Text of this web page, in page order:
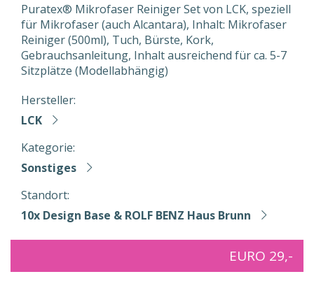
Puratex® Mikrofaser Reiniger Set von LCK, speziell
für Mikrofaser (auch Alcantara), Inhalt: Mikrofaser
Reiniger (500ml), Tuch, Bürste, Kork,
Gebrauchsanleitung, Inhalt ausreichend für ca. 5-7
Sitzplätze (Modellabhängig)
Hersteller:
LCK
Kategorie:
Sonstiges
Standort:
10x Design Base & ROLF BENZ Haus Brunn
EURO 29,-